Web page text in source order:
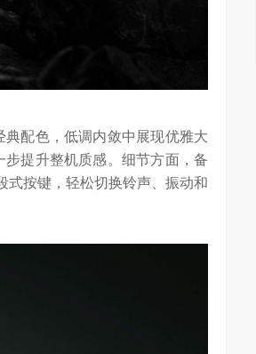
配色，低调内敛中展现优雅大
提升整机质感。细节方面，备
式按键，轻松切换铃声、振动和